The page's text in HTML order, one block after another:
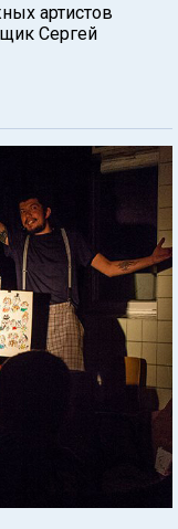
артистов
Сергей